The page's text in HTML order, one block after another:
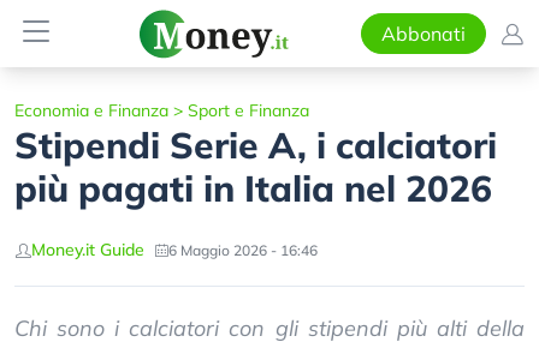
Abbonati
Economia e Finanza > Sport e Finanza
Stipendi Serie A, i calciatori
più pagati in Italia nel 2026
Money.it Guide 6 Maggio 2026 - 16:46
Chi sono i calciatori con gli stipendi più alti della